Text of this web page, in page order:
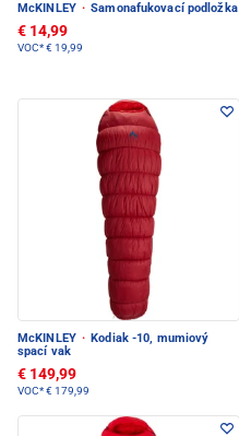
McKINLEY · Samonafukovací podložka
€ 14,99
VOC*€ 19,99
McKINLEY · Kodiak -10, mumiový
spací vak
€ 149,99
VOC*€ 179,99